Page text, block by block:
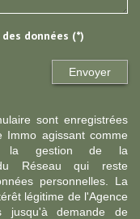
données (*)
Envoyer
sont enregistrées
agissant comme
la gestion de la
Réseau qui reste
personnelles. La
légitime de l'Agence
jusqu'à demande de